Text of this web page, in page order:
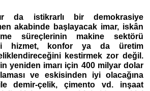
da istikrarlı bir demokrasiye
akabinde başlayacak imar, iskân
süreçlerinin makine sektörü
hizmet, konfor ya da üretim
kestirmek zor değil.
yeniden imarı için 400 milyar dolar
ve eskisinden iyi olacağına
demir-çelik, çimento vd. inşaat